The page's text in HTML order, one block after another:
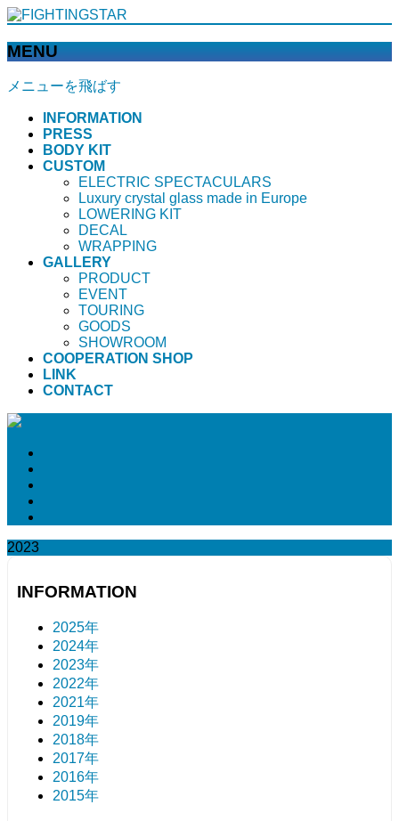
MENU
メニューを飛ばす
INFORMATION
PRESS
BODY KIT
CUSTOM
ELECTRIC SPECTACULARS
Luxury crystal glass made in Europe
LOWERING KIT
DECAL
WRAPPING
GALLERY
PRODUCT
EVENT
TOURING
GOODS
SHOWROOM
COOPERATION SHOP
LINK
CONTACT
2023
INFORMATION
2025年
2024年
2023年
2022年
2021年
2019年
2018年
2017年
2016年
2015年